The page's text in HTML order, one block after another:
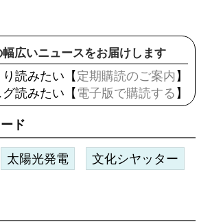
広いニュースをお届けします
読みたい【定期購読のご案内 】
読みたい【 電子版で購読する 】
ド
太陽光発電 文化シヤッター